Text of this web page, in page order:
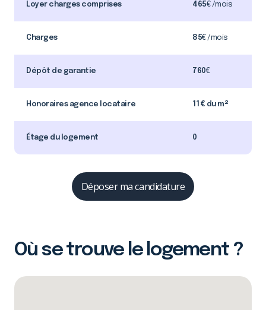
Loyer charges comprises 465€ /mois
Charges 85€ /mois
Dépôt de garantie 760€
Honoraires agence locataire 11 € du m²
Étage du logement 0
Déposer ma candidature
Où se trouve le logement ?